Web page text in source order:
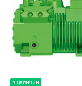
в наличии